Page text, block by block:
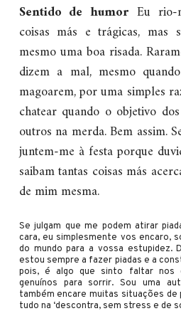
Sentido de humor Eu rio-
coisas más e trágicas, mas
mesmo uma boa risada.
dizem a mal, mesmo
magoarem, por uma simples
chatear quando o objetivo
outros na merda. Bem assim.
juntem-me à festa porque
saibam tantas coisas más
de mim mesma.
Se julgam que me podem atirar
cara, eu simplesmente vos encaro,
do mundo para a vossa estupidez.
estou sempre a fazer piadas e a
pois, é algo que sinto faltar nos
genuínos para sorrir. Sou uma
também encare muitas situações
tudo na ‘descontra, sem stress e de